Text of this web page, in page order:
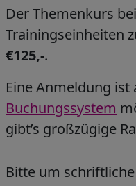
Der Themenkurs
Trainingseinheiten
€125,-.
Eine Anmeldung ist
Buchungssystem
gibt’s großzügige
Bitte um